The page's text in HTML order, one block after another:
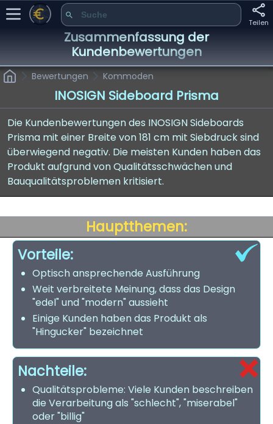
Teilen
Zusammenfassung der
Kundenbewertungen
Bewertungen Kommoden
INOSIGN Sideboard Prisma
Die Kundenbewertungen des INOSIGN Sideboards
Prisma mit einer Breite von 181 cm mit Siebdruck sind
überwiegend negativ. Die meisten Kunden haben das
Produkt aufgrund von Qualitätsschwächen und
Bauqualitätsproblemen kritisiert.
Hauptthemen:
Vorteile:
Optisch ansprechende Ausführung
Weit verbreitete Meinung, dass das Design
"edel" und "modern" aussieht
Einige Kunden haben das Produkt als
"Hingucker" bezeichnet
Nachteile:
Qualitätsprobleme: Viele Kunden beschreiben
die Verarbeitung als "schlecht", "miserabel"
oder "billig"